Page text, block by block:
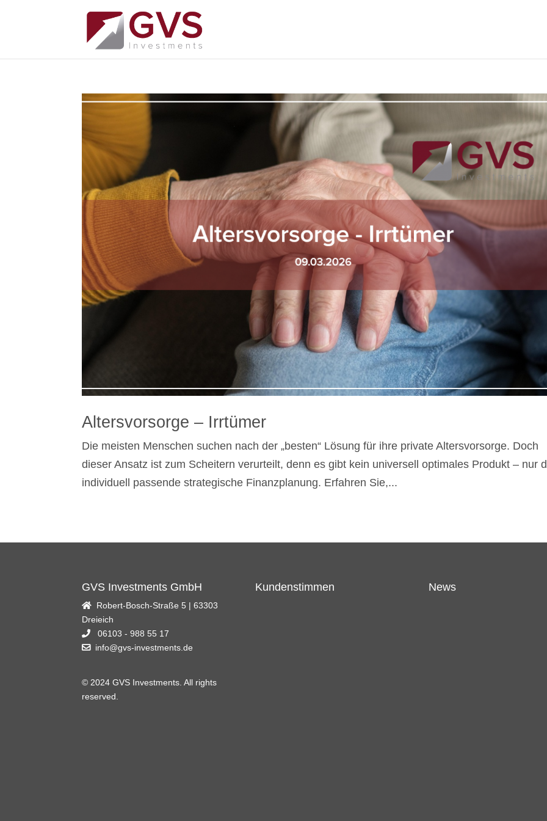
Altersvorsorge – Irrtümer
Die meisten Menschen suchen nach der „besten“ Lösung für ihre private Altersvorsorge. Doch
dieser Ansatz ist zum Scheitern verurteilt, denn es gibt kein universell optimales Produkt – nur
individuell passende strategische Finanzplanung. Erfahren Sie,...
GVS Investments GmbH
Robert-Bosch-Straße 5 | 63303
Dreieich
06103 - 988 55 17
info@gvs-investments.de
© 2024 GVS Investments. All rights
reserved.
Kundenstimmen News